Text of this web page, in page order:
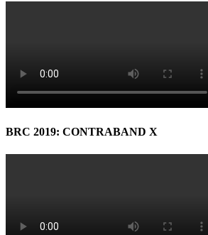
BRC 2019: CONTRABAND X